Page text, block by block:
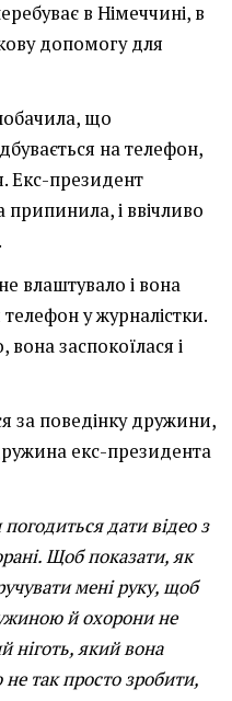
в Німеччині, в
допомогу для
що
на телефон,
Екс-президент
і ввічливо
влаштувало і вона
у журналістки.
заспокоїлася і
за поведінку дружини,
екс-президента
дати відео з
Щоб показати, як
мені руку, щоб
й охорони не
ніготь, який вона
так просто зробити,